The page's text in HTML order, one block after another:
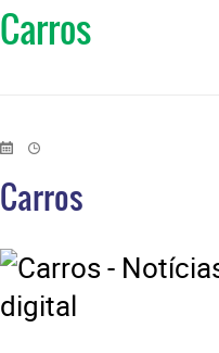
Carros
Carros